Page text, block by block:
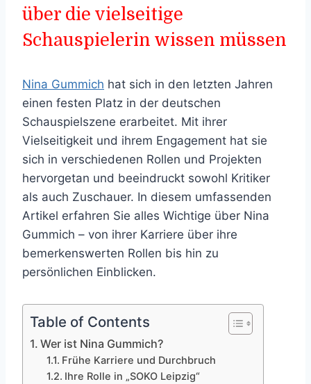
über die vielseitige
Schauspielerin wissen müssen
Nina Gummich hat sich in den letzten Jahren
einen festen Platz in der deutschen
Schauspielszene erarbeitet. Mit ihrer
Vielseitigkeit und ihrem Engagement hat sie
sich in verschiedenen Rollen und Projekten
hervorgetan und beeindruckt sowohl Kritiker
als auch Zuschauer. In diesem umfassenden
Artikel erfahren Sie alles Wichtige über Nina
Gummich – von ihrer Karriere über ihre
bemerkenswerten Rollen bis hin zu
persönlichen Einblicken.
Table of Contents
Wer ist Nina Gummich?
Frühe Karriere und Durchbruch
Ihre Rolle in „SOKO Leipzig“